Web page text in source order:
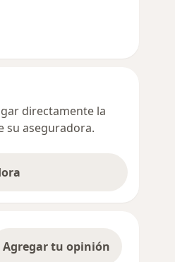
directamente la
su aseguradora.
Agregar tu opinión